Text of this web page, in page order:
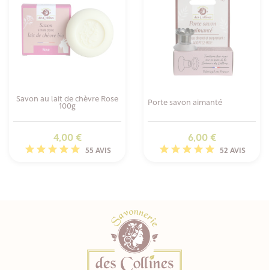
Savon au lait de chèvre Rose
100g
Prix
4,00 €
55 AVIS
Porte savon aimanté
Prix
6,00 €
52 AVIS